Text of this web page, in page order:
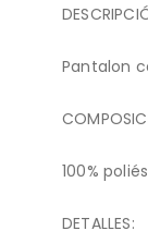
Pantalon
100%
DETALLES: